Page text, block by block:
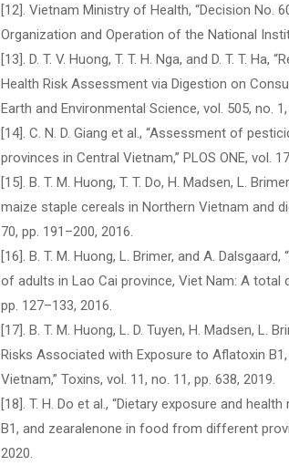
[12]. Vietnam Ministry of Health, “Decision No.
Organization and Operation of the National
[13]. D. T. V. Huong, T. T. H. Nga, and D. T. T.
Health Risk Assessment via Digestion on
Earth and Environmental Science, vol. 505, no.
[14]. C. N. D. Giang et al., “Assessment of
provinces in Central Vietnam,” PLOS ONE, vol.
[15]. B. T. M. Huong, T. T. Do, H. Madsen, L.
maize staple cereals in Northern Vietnam and
70, pp. 191–200, 2016.
[16]. B. T. M. Huong, L. Brimer, and A.
of adults in Lao Cai province, Viet Nam: A total
pp. 127–133, 2016.
[17]. B. T. M. Huong, L. D. Tuyen, H. Madsen, L.
Risks Associated with Exposure to Aflatoxin
Vietnam,” Toxins, vol. 11, no. 11, pp. 638, 2019.
[18]. T. H. Do et al., “Dietary exposure and
B1, and zearalenone in food from different
2020.